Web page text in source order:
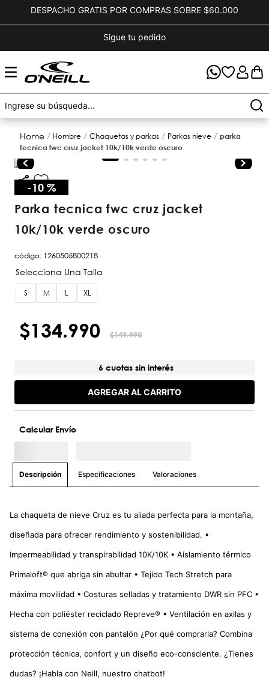
DESPACHO GRATIS POR COMPRAS SOBRE $60.000
Sigue tu pedido
hombre chaquetas y parkas parkas nieve
parka
tecnica fwc cruz jacket 10k/10k verde oscuro
-10 %
parka tecnica fwc cruz jacket
10k/10k verde oscuro
código: 1260505800218
S M L XL
$134.990 $149.990
6 cuotas sin interés
AGREGAR AL CARRITO
Calcular Envío
Descripción Especificaciones Valoraciones
La chaqueta de nieve Cruz es tu aliada perfecta para la montaña,
diseñada para ofrecer rendimiento y sostenibilidad. •
Impermeabilidad y transpirabilidad 10K/10K • Aislamiento térmico
Primaloft® que abriga sin abultar • Tejido Tech Stretch para
máxima movilidad • Costuras selladas y tratamiento DWR sin PFC •
Hecha con poliéster reciclado Repreve® • Ventilación en axilas y
sistema de conexión con pantalón ¿Por qué comprarla? Combina
protección técnica, confort y un diseño eco-consciente. ¿Tienes
dudas? ¡Habla con Neill, nuestro chatbot!